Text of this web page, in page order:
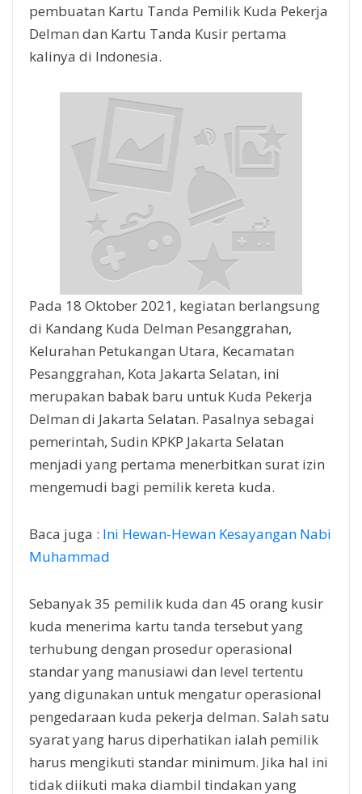
pembuatan Kartu Tanda Pemilik Kuda Pekerja
Delman dan Kartu Tanda Kusir pertama
kalinya di Indonesia.
Pada 18 Oktober 2021, kegiatan berlangsung
di Kandang Kuda Delman Pesanggrahan,
Kelurahan Petukangan Utara, Kecamatan
Pesanggrahan, Kota Jakarta Selatan, ini
merupakan babak baru untuk Kuda Pekerja
Delman di Jakarta Selatan. Pasalnya sebagai
pemerintah, Sudin KPKP Jakarta Selatan
menjadi yang pertama menerbitkan surat izin
mengemudi bagi pemilik kereta kuda.
Baca juga : Ini Hewan-Hewan Kesayangan Nabi
Muhammad
Sebanyak 35 pemilik kuda dan 45 orang kusir
kuda menerima kartu tanda tersebut yang
terhubung dengan prosedur operasional
standar yang manusiawi dan level tertentu
yang digunakan untuk mengatur operasional
pengedaraan kuda pekerja delman. Salah satu
syarat yang harus diperhatikan ialah pemilik
harus mengikuti standar minimum. Jika hal ini
tidak diikuti maka diambil tindakan yang